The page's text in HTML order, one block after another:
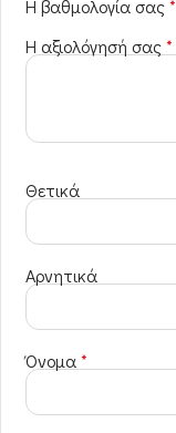
Η βαθμολογία σας*
Η αξιολόγησή σας*
Θετικά
Αρνητικά
Όνομα*